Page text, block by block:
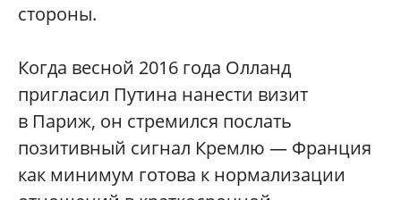
стороны.
Когда весной 2016 года Олланд
пригласил Путина нанести визит
в Париж, он стремился послать
позитивный сигнал Кремлю — Франция
как минимум готова к нормализации